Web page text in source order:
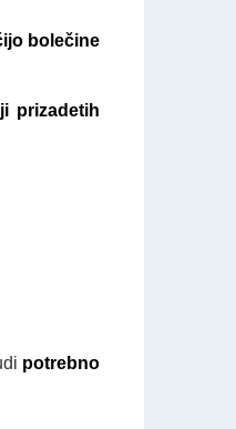
bolečine
prizadetih
potrebno